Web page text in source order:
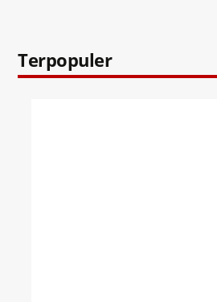
Terpopuler